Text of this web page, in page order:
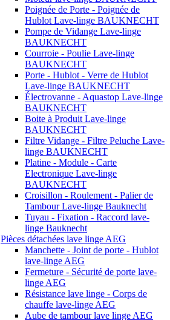
Poignée de Porte - Poignée de
Hublot Lave-linge BAUKNECHT
Pompe de Vidange Lave-linge
BAUKNECHT
Courroie - Poulie Lave-linge
BAUKNECHT
Porte - Hublot - Verre de Hublot
Lave-linge BAUKNECHT
Électrovanne - Aquastop Lave-linge
BAUKNECHT
Boite à Produit Lave-linge
BAUKNECHT
Filtre Vidange - Filtre Peluche Lave-
linge BAUKNECHT
Platine - Module - Carte
Electronique Lave-linge
BAUKNECHT
Croisillon - Roulement - Palier de
Tambour Lave-linge Bauknecht
Tuyau - Fixation - Raccord lave-
linge Bauknecht
Pièces détachées lave linge AEG
Manchette - Joint de porte - Hublot
lave-linge AEG
Fermeture - Sécurité de porte lave-
linge AEG
Résistance lave linge - Corps de
chauffe lave-linge AEG
Aube de tambour lave linge AEG